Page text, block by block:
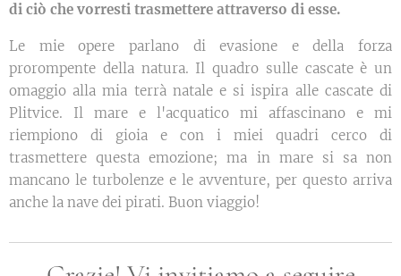
di ciò che vorresti trasmettere attraverso di esse.
Le mie opere parlano di evasione e della forza
prorompente della natura. Il quadro sulle cascate è un
omaggio alla mia terrà natale e si ispira alle cascate di
Plitvice. Il mare e l'acquatico mi affascinano e mi
riempiono di gioia e con i miei quadri cerco di
trasmettere questa emozione; ma in mare si sa non
mancano le turbolenze e le avventure, per questo arriva
anche la nave dei pirati. Buon viaggio!